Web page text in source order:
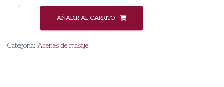
Aceite
para
y
AÑADIR AL CARRITO
Categoría: Aceites de masaje